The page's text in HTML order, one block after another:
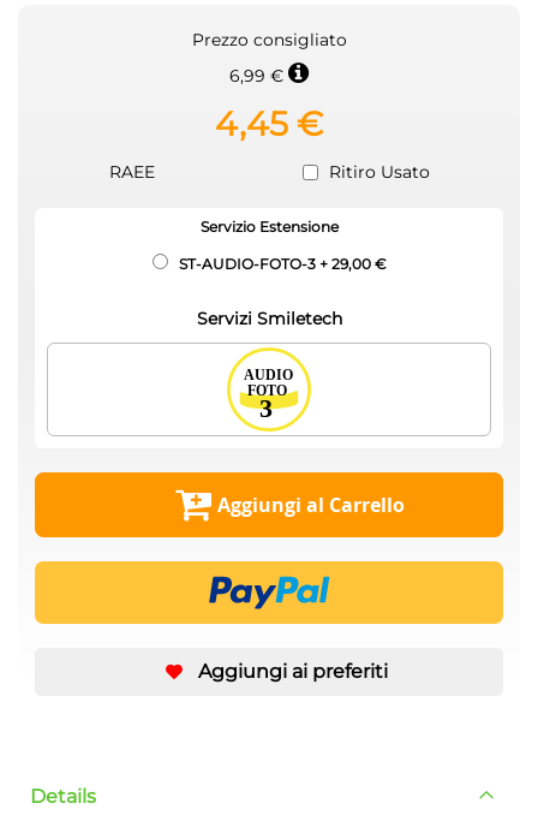
Prezzo consigliato
6,99 €
4,45 €
RAEE Ritiro Usato
Servizio Estensione
ST-AUDIO-FOTO-3 + 29,00 €
Servizi Smiletech
Aggiungi al Carrello
Aggiungi ai preferiti
Details